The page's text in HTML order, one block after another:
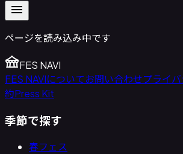
menu
ページを読み込み中です
festivalFES NAVI
FES NAVIについてお問い合わせプライ
約Press Kit
季節で探す
春フェス